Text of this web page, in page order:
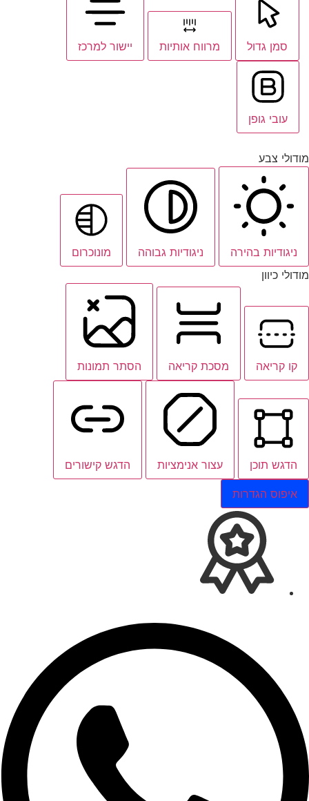
סמן גדול מרווח אותיות יישור למרכז
עובי גופן
מודולי צבע
ניגודיות בהירה ניגודיות גבוהה
מונוכרום
מודולי כיוון
קו קריאה מסכת קריאה הסתר תמונות
הדגש תוכן עצור אנימציות הדגש קישורים
איפוס הגדרות